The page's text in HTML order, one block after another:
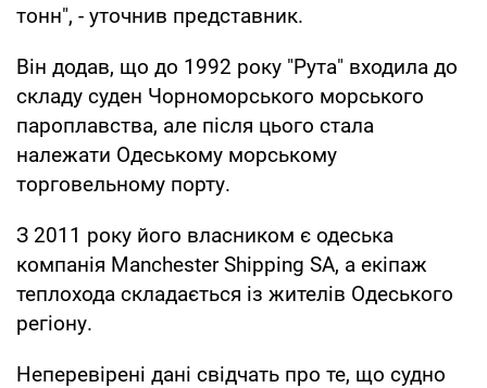
тонн", - уточнив представник.
Він додав, що до 1992 року "Рута" входила до
складу суден Чорноморського морського
пароплавства, але після цього стала
належати Одеському морському
торговельному порту.
З 2011 року його власником є одеська
компанія Manchester Shipping SA, а екіпаж
теплохода складається із жителів Одеського
регіону.
Неперевірені дані свідчать про те, що судно